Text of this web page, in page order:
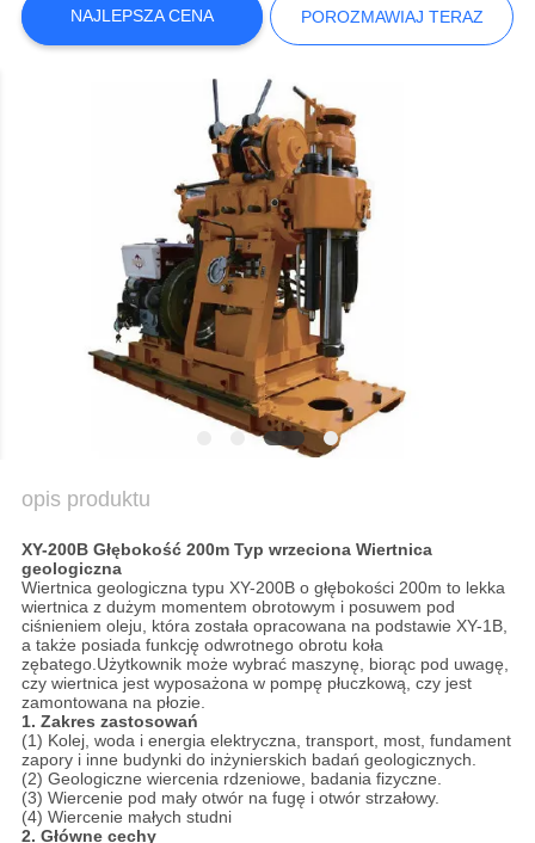
COMPANY
POLITYKA
PRYWATNOŚCI
NAJLEPSZA CENA POROZMAWIAJ TERAZ
opis produktu
XY-200B Głębokość 200m Typ wrzeciona Wiertnica
geologiczna
Wiertnica geologiczna typu XY-200B o głębokości 200m to lekka
wiertnica z dużym momentem obrotowym i posuwem pod
ciśnieniem oleju, która została opracowana na podstawie XY-1B,
a także posiada funkcję odwrotnego obrotu koła
zębatego.Użytkownik może wybrać maszynę, biorąc pod uwagę,
czy wiertnica jest wyposażona w pompę płuczkową, czy jest
zamontowana na płozie.
1. Zakres zastosowań
(1) Kolej, woda i energia elektryczna, transport, most, fundament
zapory i inne budynki do inżynierskich badań geologicznych.
(2) Geologiczne wiercenia rdzeniowe, badania fizyczne.
(3) Wiercenie pod mały otwór na fugę i otwór strzałowy.
(4) Wiercenie małych studni
2. Główne cechy